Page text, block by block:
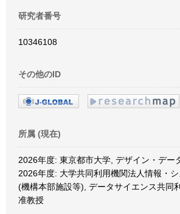
研究者番号
10346108
その他のID
所属 (現在)
2026年度: 東京都市大学, デザイン・デー
2026年度: 大学共同利用機関法人情報・
(機構本部施設等), データサイエンス共同
准教授